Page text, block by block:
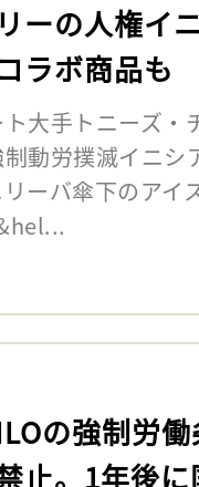
ーの人権イ
ラボ商品も
大手トニーズ・
動労撲滅イニシ
ーバ傘下のアイ
の強制労
止。1年後に